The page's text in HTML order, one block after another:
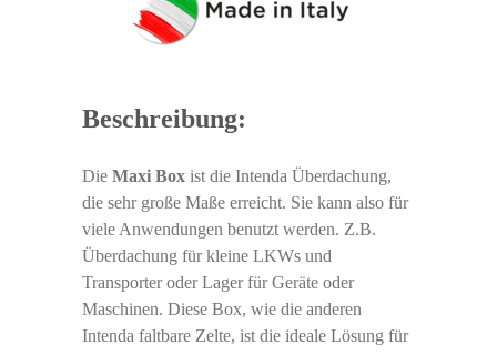
Beschreibung:
Die Maxi Box ist die Intenda Überdachung,
die sehr große Maße erreicht. Sie kann also für
viele Anwendungen benutzt werden. Z.B.
Überdachung für kleine LKWs und
Transporter oder Lager für Geräte oder
Maschinen. Diese Box, wie die anderen
Intenda faltbare Zelte, ist die ideale Lösung für